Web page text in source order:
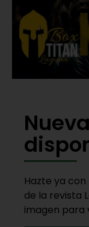
Hazte ya
de la revista
imagen para